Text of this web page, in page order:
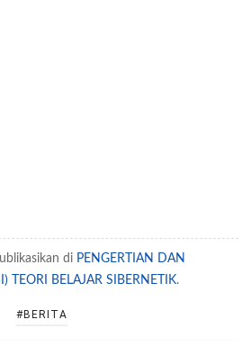
di PENGERTIAN DAN
TEORI BELAJAR SIBERNETIK.
#BERITA